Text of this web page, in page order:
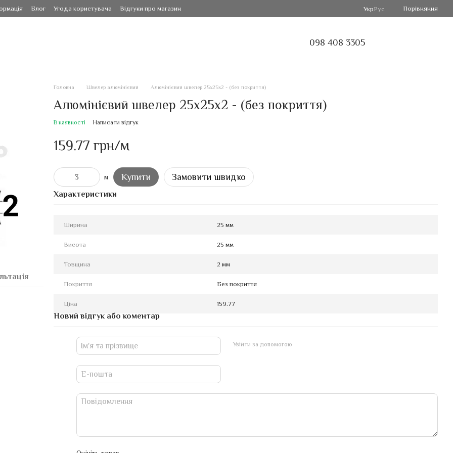
Блог Угода користувача Відгуки про магазин УкрРус Порівняння
098 408 3305
Головна Швелер алюмінієвий Алюмінієвий швелер 25х25х2 - (без покриття)
Алюмінієвий швелер 25х25х2 - (без покриття)
В наявності Написати відгук
159.77 грн/м
м Купити Замовити швидко
Характеристики
Ширина 25 мм
Висота 25 мм
Товщина 2 мм
Покриття Без покриття
Ціна 159.77
Новий відгук або коментар
Увійти за допомогою